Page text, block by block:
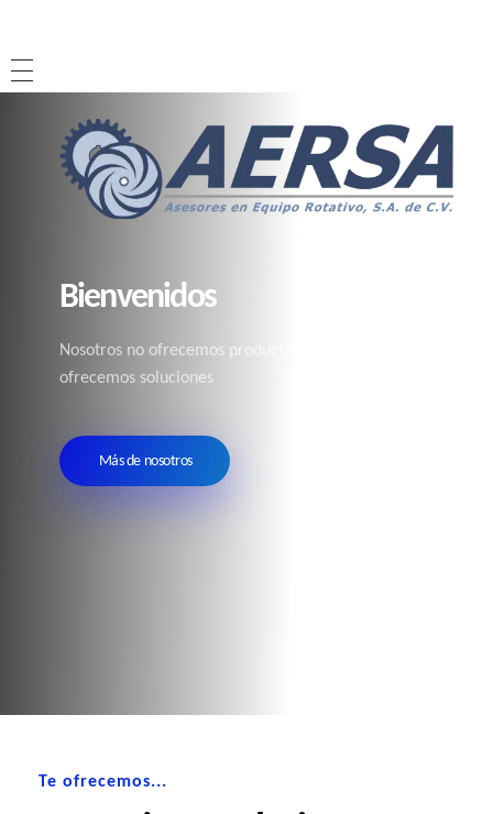
Bienvenidos
Nosotros no ofrecemos productos,
ofrecemos soluciones
Más de nosotros
Te ofrecemos...